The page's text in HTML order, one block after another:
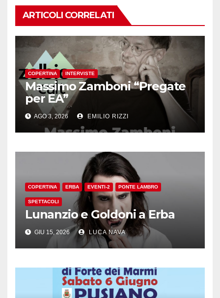
ARTICOLI CORRELATI
COPERTINA INTERVISTE
Massimo Zamboni “Pregate
per EA”
AGO 3, 2026 EMILIO RIZZI
COPERTINA ERBA EVENTI-2 PONTE LAMBRO
SPETTACOLI
Lunanzio e Goldoni a Erba
GIU 15, 2026 LUCA NAVA